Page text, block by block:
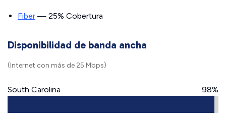
Fiber — 25% Cobertura
Disponibilidad de banda ancha
(Internet con más de 25 Mbps)
South Carolina 98%